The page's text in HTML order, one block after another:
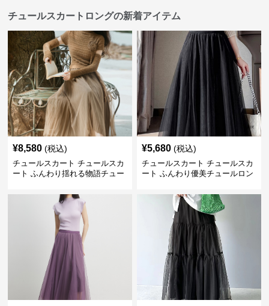
チュールスカートロングの新着アイテム
¥8,580 (税込)
チュールスカート チュールスカ
ート ふんわり揺れる物語チュー
¥5,680 (税込)
チュールスカート チュールスカ
ート ふんわり優美チュールロン